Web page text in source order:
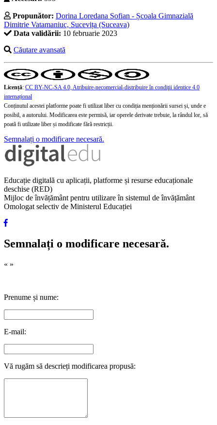
Propunător: Dorina Loredana Sofian - Școala Gimnazială
Dimitrie Vatamaniuc, Sucevița (Suceava)
Data validării: 10 februarie 2023
Căutare avansată
Licență: CC BY-NC-SA 4.0, Atribuire-necomercial-distribuire în condiţii identice 4.0
internațional
Conținutul acestei platforme poate fi utilizat liber cu condiția menționării sursei și, unde e
posibil, a autorului. Modificarea este permisă, iar operele derivate trebuie, la rândul lor, să
poată fi utilizate liber și modificate fără restricții.
Semnalați o modificare necesară.
Educație digitală cu aplicații, platforme și resurse educaționale
deschise (RED)
Mijloc de învățământ pentru utilizare în sistemul de învățământ
Omologat selectiv de Ministerul Educației
Semnalați o modificare necesară.
« »
Prenume și nume:
E-mail:
Vă rugăm să descrieți modificarea propusă: